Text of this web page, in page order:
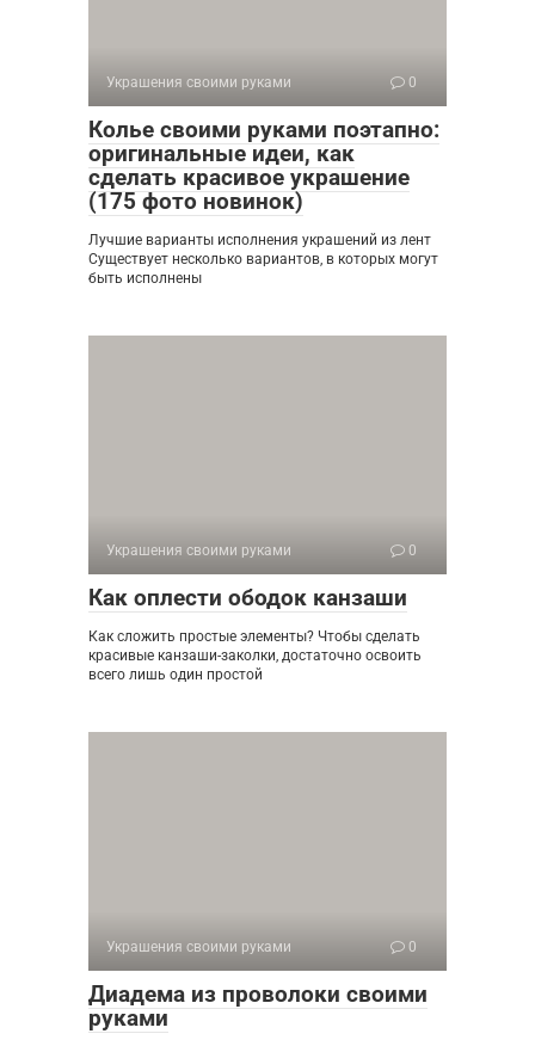
Украшения своими руками 0
Колье своими руками поэтапно:
оригинальные идеи, как
сделать красивое украшение
(175 фото новинок)
Лучшие варианты исполнения украшений из лент
Существует несколько вариантов, в которых могут
быть исполнены
Украшения своими руками 0
Как оплести ободок канзаши
Как сложить простые элементы? Чтобы сделать
красивые канзаши-заколки, достаточно освоить
всего лишь один простой
Украшения своими руками 0
Диадема из проволоки своими
руками